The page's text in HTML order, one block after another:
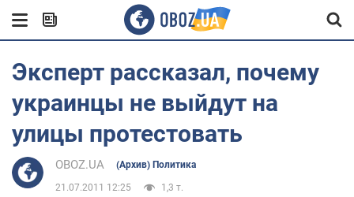
Эксперт рассказал, почему
украинцы не выйдут на
улицы протестовать
OBOZ.UA (Архив) Политика
21.07.2011 12:25 1,3 т.